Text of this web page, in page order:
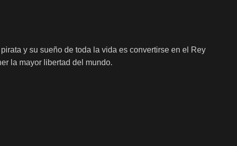
y su sueño de toda la vida es convertirse en el Rey
la mayor libertad del mundo.